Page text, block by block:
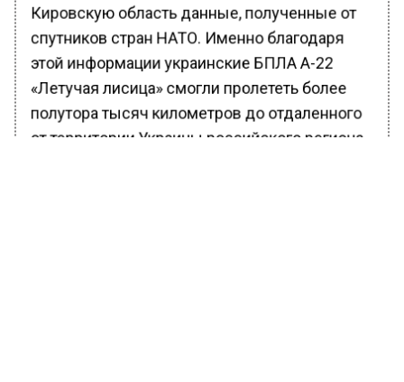
Кировскую область данные, полученные от
спутников стран НАТО. Именно благодаря
этой информации украинские БПЛА А-22
«Летучая лисица» смогли пролететь более
полутора тысяч километров до отдаленного
от территории Украины российского региона.